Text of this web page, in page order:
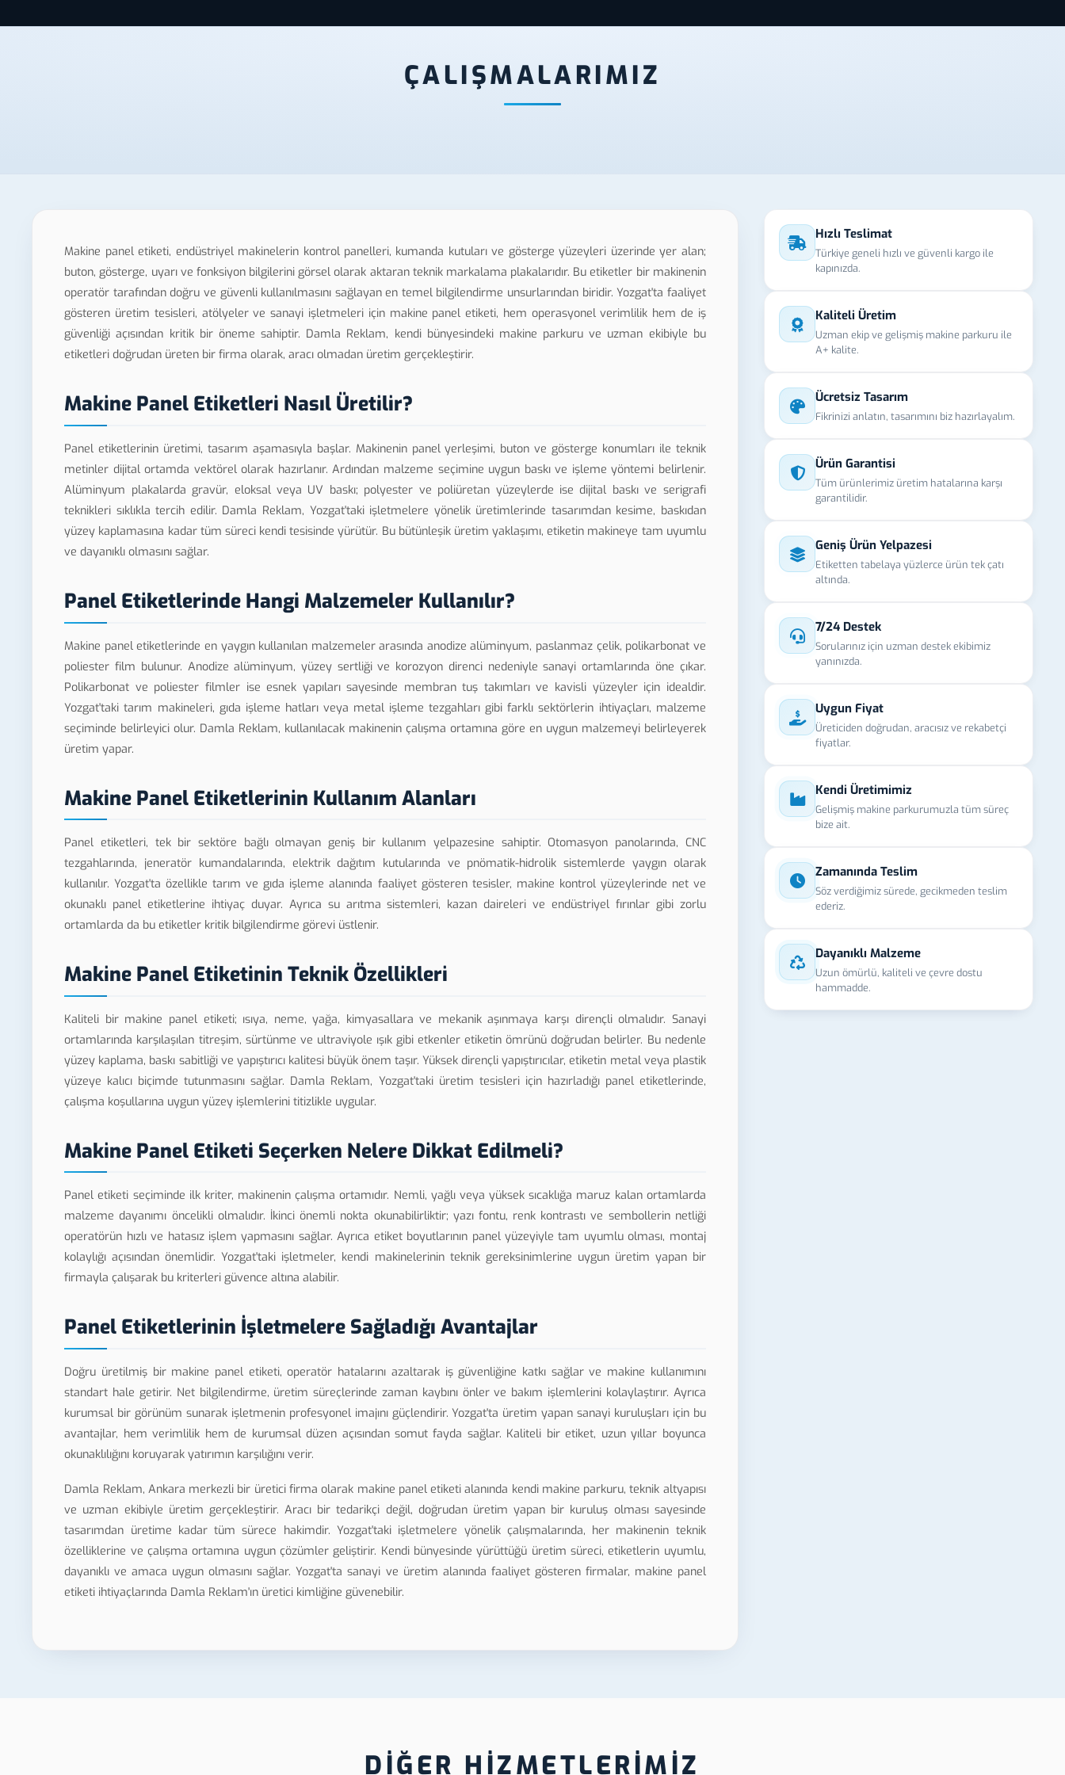
ÇALIŞMALARIMIZ
Makine panel etiketi, endüstriyel makinelerin kontrol panelleri, kumanda kutuları ve gösterge yüzeyleri üzerinde yer alan;
buton, gösterge, uyarı ve fonksiyon bilgilerini görsel olarak aktaran teknik markalama plakalarıdır. Bu etiketler bir makinenin
operatör tarafından doğru ve güvenli kullanılmasını sağlayan en temel bilgilendirme unsurlarından biridir. Yozgat'ta faaliyet
gösteren üretim tesisleri, atölyeler ve sanayi işletmeleri için makine panel etiketi, hem operasyonel verimlilik hem de iş
güvenliği açısından kritik bir öneme sahiptir. Damla Reklam, kendi bünyesindeki makine parkuru ve uzman ekibiyle bu
etiketleri doğrudan üreten bir firma olarak, aracı olmadan üretim gerçekleştirir.
Makine Panel Etiketleri Nasıl Üretilir?
Panel etiketlerinin üretimi, tasarım aşamasıyla başlar. Makinenin panel yerleşimi, buton ve gösterge konumları ile teknik
metinler dijital ortamda vektörel olarak hazırlanır. Ardından malzeme seçimine uygun baskı ve işleme yöntemi belirlenir.
Alüminyum plakalarda gravür, eloksal veya UV baskı; polyester ve poliüretan yüzeylerde ise dijital baskı ve serigrafi
teknikleri sıklıkla tercih edilir. Damla Reklam, Yozgat'taki işletmelere yönelik üretimlerinde tasarımdan kesime, baskıdan
yüzey kaplamasına kadar tüm süreci kendi tesisinde yürütür. Bu bütünleşik üretim yaklaşımı, etiketin makineye tam uyumlu
ve dayanıklı olmasını sağlar.
Panel Etiketlerinde Hangi Malzemeler Kullanılır?
Makine panel etiketlerinde en yaygın kullanılan malzemeler arasında anodize alüminyum, paslanmaz çelik, polikarbonat ve
poliester film bulunur. Anodize alüminyum, yüzey sertliği ve korozyon direnci nedeniyle sanayi ortamlarında öne çıkar.
Polikarbonat ve poliester filmler ise esnek yapıları sayesinde membran tuş takımları ve kavisli yüzeyler için idealdir.
Yozgat'taki tarım makineleri, gıda işleme hatları veya metal işleme tezgahları gibi farklı sektörlerin ihtiyaçları, malzeme
seçiminde belirleyici olur. Damla Reklam, kullanılacak makinenin çalışma ortamına göre en uygun malzemeyi belirleyerek
üretim yapar.
Makine Panel Etiketlerinin Kullanım Alanları
Panel etiketleri, tek bir sektöre bağlı olmayan geniş bir kullanım yelpazesine sahiptir. Otomasyon panolarında, CNC
tezgahlarında, jeneratör kumandalarında, elektrik dağıtım kutularında ve pnömatik-hidrolik sistemlerde yaygın olarak
kullanılır. Yozgat'ta özellikle tarım ve gıda işleme alanında faaliyet gösteren tesisler, makine kontrol yüzeylerinde net ve
okunaklı panel etiketlerine ihtiyaç duyar. Ayrıca su arıtma sistemleri, kazan daireleri ve endüstriyel fırınlar gibi zorlu
ortamlarda da bu etiketler kritik bilgilendirme görevi üstlenir.
Makine Panel Etiketinin Teknik Özellikleri
Kaliteli bir makine panel etiketi; ısıya, neme, yağa, kimyasallara ve mekanik aşınmaya karşı dirençli olmalıdır. Sanayi
ortamlarında karşılaşılan titreşim, sürtünme ve ultraviyole ışık gibi etkenler etiketin ömrünü doğrudan belirler. Bu nedenle
yüzey kaplama, baskı sabitliği ve yapıştırıcı kalitesi büyük önem taşır. Yüksek dirençli yapıştırıcılar, etiketin metal veya plastik
yüzeye kalıcı biçimde tutunmasını sağlar. Damla Reklam, Yozgat'taki üretim tesisleri için hazırladığı panel etiketlerinde,
çalışma koşullarına uygun yüzey işlemlerini titizlikle uygular.
Makine Panel Etiketi Seçerken Nelere Dikkat Edilmeli?
Panel etiketi seçiminde ilk kriter, makinenin çalışma ortamıdır. Nemli, yağlı veya yüksek sıcaklığa maruz kalan ortamlarda
malzeme dayanımı öncelikli olmalıdır. İkinci önemli nokta okunabilirliktir; yazı fontu, renk kontrastı ve sembollerin netliği
operatörün hızlı ve hatasız işlem yapmasını sağlar. Ayrıca etiket boyutlarının panel yüzeyiyle tam uyumlu olması, montaj
kolaylığı açısından önemlidir. Yozgat'taki işletmeler, kendi makinelerinin teknik gereksinimlerine uygun üretim yapan bir
firmayla çalışarak bu kriterleri güvence altına alabilir.
Panel Etiketlerinin İşletmelere Sağladığı Avantajlar
Doğru üretilmiş bir makine panel etiketi, operatör hatalarını azaltarak iş güvenliğine katkı sağlar ve makine kullanımını
standart hale getirir. Net bilgilendirme, üretim süreçlerinde zaman kaybını önler ve bakım işlemlerini kolaylaştırır. Ayrıca
kurumsal bir görünüm sunarak işletmenin profesyonel imajını güçlendirir. Yozgat'ta üretim yapan sanayi kuruluşları için bu
avantajlar, hem verimlilik hem de kurumsal düzen açısından somut fayda sağlar. Kaliteli bir etiket, uzun yıllar boyunca
okunaklılığını koruyarak yatırımın karşılığını verir.
Damla Reklam, Ankara merkezli bir üretici firma olarak makine panel etiketi alanında kendi makine parkuru, teknik altyapısı
ve uzman ekibiyle üretim gerçekleştirir. Aracı bir tedarikçi değil, doğrudan üretim yapan bir kuruluş olması sayesinde
tasarımdan üretime kadar tüm sürece hakimdir. Yozgat'taki işletmelere yönelik çalışmalarında, her makinenin teknik
özelliklerine ve çalışma ortamına uygun çözümler geliştirir. Kendi bünyesinde yürüttüğü üretim süreci, etiketlerin uyumlu,
dayanıklı ve amaca uygun olmasını sağlar. Yozgat'ta sanayi ve üretim alanında faaliyet gösteren firmalar, makine panel
etiketi ihtiyaçlarında Damla Reklam'ın üretici kimliğine güvenebilir.
Hızlı Teslimat
Türkiye geneli hızlı ve güvenli kargo ile
kapınızda.
Kaliteli Üretim
Uzman ekip ve gelişmiş makine parkuru ile
A+ kalite.
Ücretsiz Tasarım
Fikrinizi anlatın, tasarımını biz hazırlayalım.
Ürün Garantisi
Tüm ürünlerimiz üretim hatalarına karşı
garantilidir.
Geniş Ürün Yelpazesi
Etiketten tabelaya yüzlerce ürün tek çatı
altında.
7/24 Destek
Sorularınız için uzman destek ekibimiz
yanınızda.
Uygun Fiyat
Üreticiden doğrudan, aracısız ve rekabetçi
fiyatlar.
Kendi Üretimimiz
Gelişmiş makine parkurumuzla tüm süreç
bize ait.
Zamanında Teslim
Söz verdiğimiz sürede, gecikmeden teslim
ederiz.
Dayanıklı Malzeme
Uzun ömürlü, kaliteli ve çevre dostu
hammadde.
DİĞER HİZMETLERİMİZ